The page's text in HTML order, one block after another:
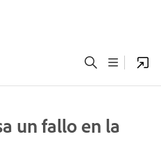
un fallo en la